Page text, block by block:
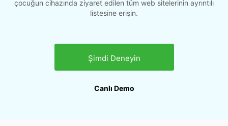
çocuğun cihazında ziyaret edilen tüm web sitelerinin ayrıntılı
listesine erişin.
Şimdi Deneyin
Canlı Demo